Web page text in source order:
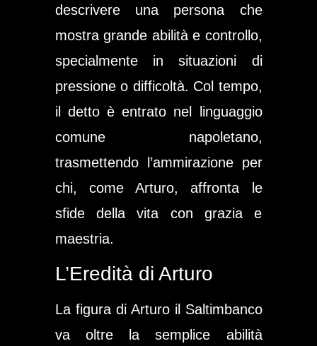
descrivere una persona che
mostra grande abilità e controllo,
specialmente in situazioni di
pressione o difficoltà. Col tempo,
il detto è entrato nel linguaggio
comune napoletano,
trasmettendo l’ammirazione per
chi, come Arturo, affronta le
sfide della vita con grazia e
maestria.
L’Eredità di Arturo
La figura di Arturo il Saltimbanco
va oltre la semplice abilità